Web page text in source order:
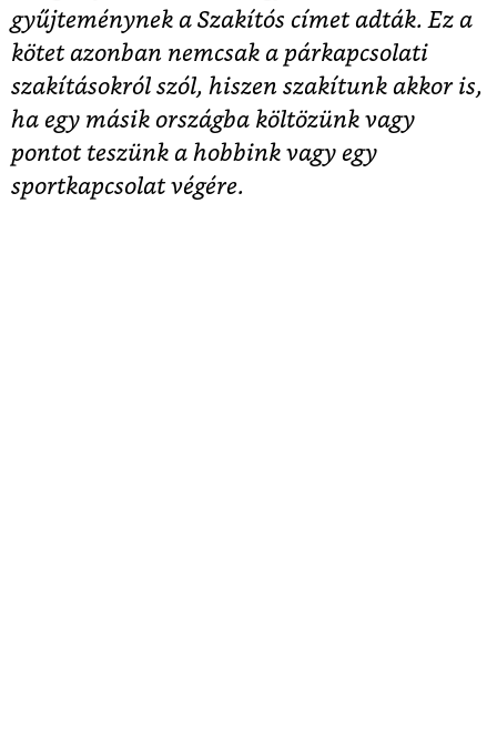
gyűjteménynek a Szakítós címet adták. Ez a
kötet azonban nemcsak a párkapcsolati
szakításokról szól, hiszen szakítunk akkor is,
ha egy másik országba költözünk vagy
pontot teszünk a hobbink vagy egy
sportkapcsolat végére.